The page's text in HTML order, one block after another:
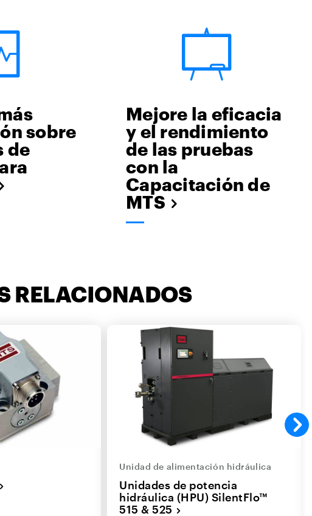
sobre
de
Mejore la eficacia
y el rendimiento
de las pruebas
con la
Capacitación de
MTS
RELACIONADOS
Unidad de alimentación hidráulica
Unidades de potencia
hidráulica (HPU) SilentFlo™
515 & 525